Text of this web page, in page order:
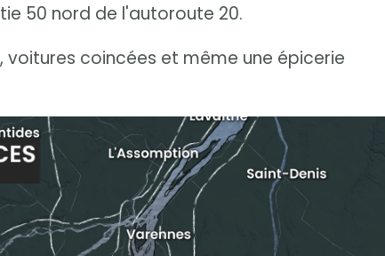
50 nord de l'autoroute 20.
voitures coincées et même une épicerie